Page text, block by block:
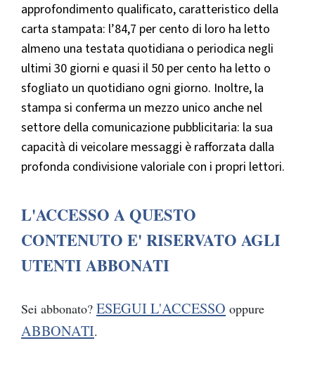
approfondimento qualificato, caratteristico della
carta stampata: l’84,7 per cento di loro ha letto
almeno una testata quotidiana o periodica negli
ultimi 30 giorni e quasi il 50 per cento ha letto o
sfogliato un quotidiano ogni giorno. Inoltre, la
stampa si conferma un mezzo unico anche nel
settore della comunicazione pubblicitaria: la sua
capacità di veicolare messaggi è rafforzata dalla
profonda condivisione valoriale con i propri lettori.
L'ACCESSO A QUESTO
CONTENUTO E' RISERVATO AGLI
UTENTI ABBONATI
Sei abbonato? ESEGUI L'ACCESSO oppure
ABBONATI.